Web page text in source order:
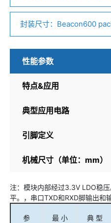
f
封装尺寸：Beacon600
性能参数
特点&应用
典型应用电路
引脚定义
机械尺寸（单位：mm）
注：模块内部经过3.3V LDO稳
平。，串口TXD和RXD脚输出和
参 最 小 典 型